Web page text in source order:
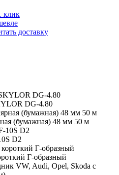
клик
доставку
DG-4.80
(бумажная) 48 мм 50 м
D2
Г-образный